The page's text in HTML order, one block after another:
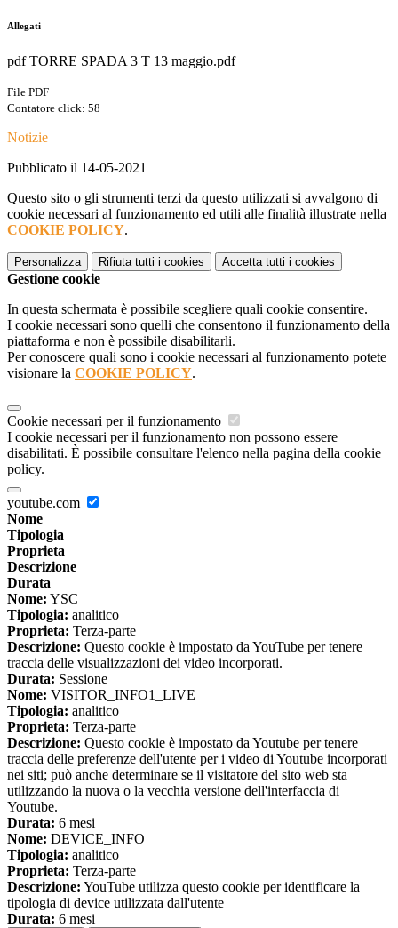
Allegati
pdf TORRE SPADA 3 T 13 maggio.pdf
File PDF
Contatore click: 58
Notizie
Pubblicato il 14-05-2021
Questo sito o gli strumenti terzi da questo utilizzati si avvalgono di
cookie necessari al funzionamento ed utili alle finalità illustrate nella
COOKIE POLICY.
Personalizza Rifiuta tutti i cookies Accetta tutti i cookies
Gestione cookie
In questa schermata è possibile scegliere quali cookie consentire.
I cookie necessari sono quelli che consentono il funzionamento della
piattaforma e non è possibile disabilitarli.
Per conoscere quali sono i cookie necessari al funzionamento potete
visionare la COOKIE POLICY.
Cookie necessari per il funzionamento
I cookie necessari per il funzionamento non possono essere
disabilitati. È possibile consultare l'elenco nella pagina della cookie
policy.
youtube.com
Nome
Tipologia
Proprieta
Descrizione
Durata
Nome: YSC
Tipologia: analitico
Proprieta: Terza-parte
Descrizione: Questo cookie è impostato da YouTube per tenere
traccia delle visualizzazioni dei video incorporati.
Durata: Sessione
Nome: VISITOR_INFO1_LIVE
Tipologia: analitico
Proprieta: Terza-parte
Descrizione: Questo cookie è impostato da Youtube per tenere
traccia delle preferenze dell'utente per i video di Youtube incorporati
nei siti; può anche determinare se il visitatore del sito web sta
utilizzando la nuova o la vecchia versione dell'interfaccia di
Youtube.
Durata: 6 mesi
Nome: DEVICE_INFO
Tipologia: analitico
Proprieta: Terza-parte
Descrizione: YouTube utilizza questo cookie per identificare la
tipologia di device utilizzata dall'utente
Durata: 6 mesi